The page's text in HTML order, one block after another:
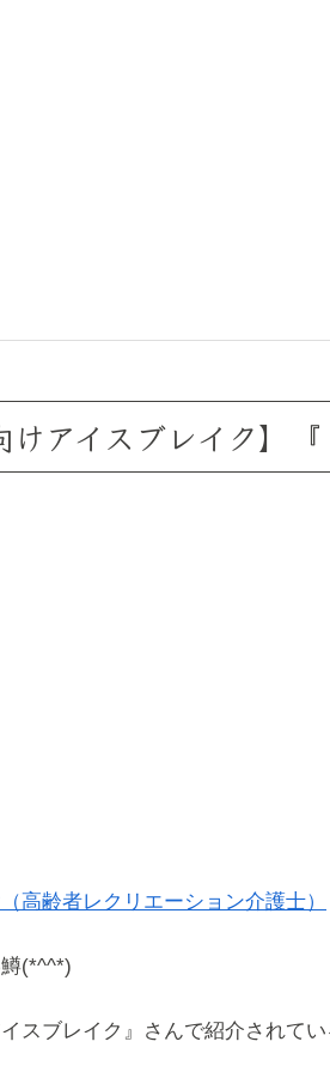
けアイスブレイク】
高齢者レクリエーション介護士）
(*^^*)
イスブレイク』さんで紹介されて